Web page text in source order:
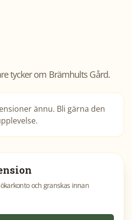
tycker om Brämhults Gård.
ännu. Bli gärna den
och granskas innan